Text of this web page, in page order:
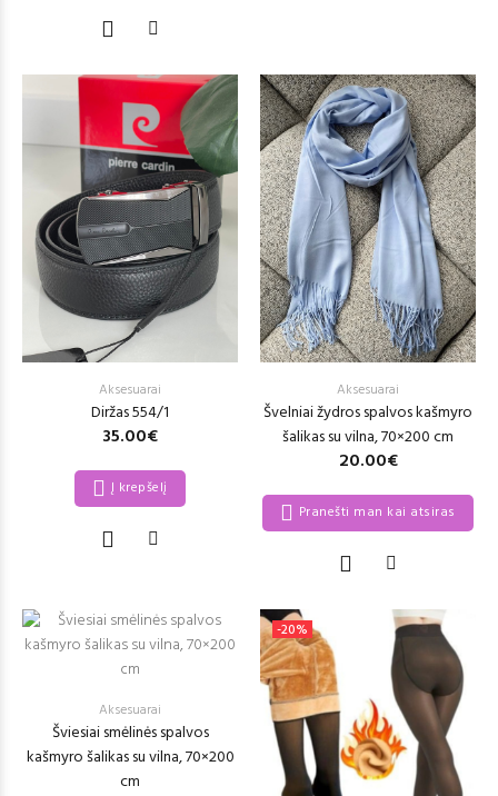
Aksesuarai
Diržas 554/1
35.00€
Į krepšelį
Aksesuarai
Švelniai žydros spalvos kašmyro
šalikas su vilna, 70×200 cm
20.00€
Pranešti man kai atsiras
Aksesuarai
Šviesiai smėlinės spalvos
kašmyro šalikas su vilna, 70×200
cm
-20%